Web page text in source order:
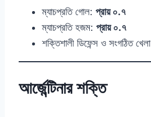
ম্যাচপ্রতি গোল: প্রায় ০.৭
ম্যাচপ্রতি হজম: প্রায় ০.৭
শক্তিশালী ডিফেন্স ও সংগঠিত খেলা
আর্জেন্টিনার শক্তি